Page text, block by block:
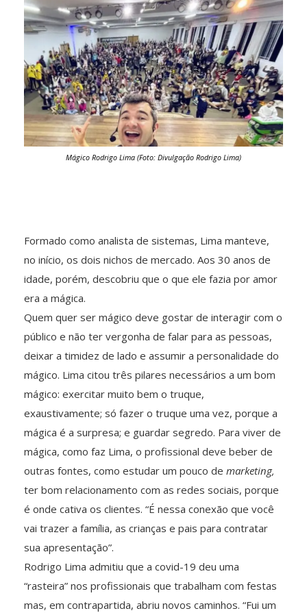
Mágico Rodrigo Lima (Foto: Divulgação Rodrigo Lima)
Formado como analista de sistemas, Lima manteve,
no início, os dois nichos de mercado. Aos 30 anos de
idade, porém, descobriu que o que ele fazia por amor
era a mágica.
Quem quer ser mágico deve gostar de interagir com o
público e não ter vergonha de falar para as pessoas,
deixar a timidez de lado e assumir a personalidade do
mágico. Lima citou três pilares necessários a um bom
mágico: exercitar muito bem o truque,
exaustivamente; só fazer o truque uma vez, porque a
mágica é a surpresa; e guardar segredo. Para viver de
mágica, como faz Lima, o profissional deve beber de
outras fontes, como estudar um pouco de marketing,
ter bom relacionamento com as redes sociais, porque
é onde cativa os clientes. “É nessa conexão que você
vai trazer a família, as crianças e pais para contratar
sua apresentação”.
Rodrigo Lima admitiu que a covid-19 deu uma
“rasteira” nos profissionais que trabalham com festas
mas, em contrapartida, abriu novos caminhos. “Fui um